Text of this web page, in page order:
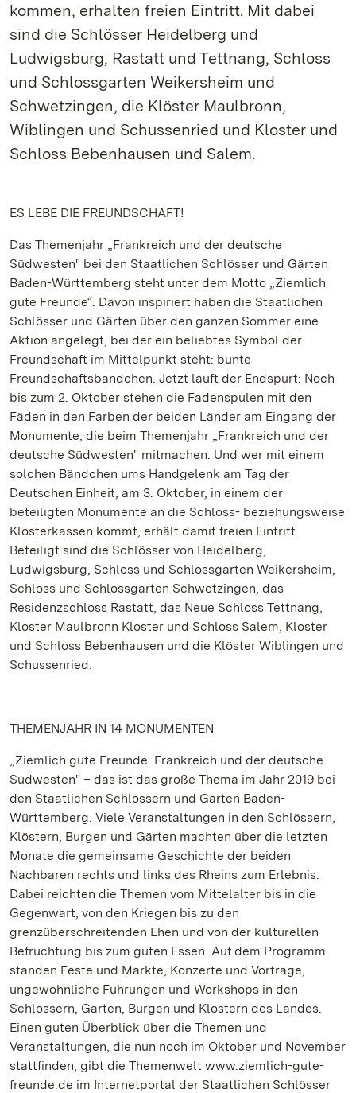
kommen, erhalten freien Eintritt. Mit dabei
sind die Schlösser Heidelberg und
Ludwigsburg, Rastatt und Tettnang, Schloss
und Schlossgarten Weikersheim und
Schwetzingen, die Klöster Maulbronn,
Wiblingen und Schussenried und Kloster und
Schloss Bebenhausen und Salem.
ES LEBE DIE FREUNDSCHAFT!
Das Themenjahr „Frankreich und der deutsche
Südwesten" bei den Staatlichen Schlösser und Gärten
Baden-Württemberg steht unter dem Motto „Ziemlich
gute Freunde“. Davon inspiriert haben die Staatlichen
Schlösser und Gärten über den ganzen Sommer eine
Aktion angelegt, bei der ein beliebtes Symbol der
Freundschaft im Mittelpunkt steht: bunte
Freundschaftsbändchen. Jetzt läuft der Endspurt: Noch
bis zum 2. Oktober stehen die Fadenspulen mit den
Fäden in den Farben der beiden Länder am Eingang der
Monumente, die beim Themenjahr „Frankreich und der
deutsche Südwesten" mitmachen. Und wer mit einem
solchen Bändchen ums Handgelenk am Tag der
Deutschen Einheit, am 3. Oktober, in einem der
beteiligten Monumente an die Schloss- beziehungsweise
Klosterkassen kommt, erhält damit freien Eintritt.
Beteiligt sind die Schlösser von Heidelberg,
Ludwigsburg, Schloss und Schlossgarten Weikersheim,
Schloss und Schlossgarten Schwetzingen, das
Residenzschloss Rastatt, das Neue Schloss Tettnang,
Kloster Maulbronn Kloster und Schloss Salem, Kloster
und Schloss Bebenhausen und die Klöster Wiblingen und
Schussenried.
THEMENJAHR IN 14 MONUMENTEN
„Ziemlich gute Freunde. Frankreich und der deutsche
Südwesten" – das ist das große Thema im Jahr 2019 bei
den Staatlichen Schlössern und Gärten Baden-
Württemberg. Viele Veranstaltungen in den Schlössern,
Klöstern, Burgen und Gärten machten über die letzten
Monate die gemeinsame Geschichte der beiden
Nachbaren rechts und links des Rheins zum Erlebnis.
Dabei reichten die Themen vom Mittelalter bis in die
Gegenwart, von den Kriegen bis zu den
grenzüberschreitenden Ehen und von der kulturellen
Befruchtung bis zum guten Essen. Auf dem Programm
standen Feste und Märkte, Konzerte und Vorträge,
ungewöhnliche Führungen und Workshops in den
Schlössern, Gärten, Burgen und Klöstern des Landes.
Einen guten Überblick über die Themen und
Veranstaltungen, die nun noch im Oktober und November
stattfinden, gibt die Themenwelt www.ziemlich-gute-
freunde.de im Internetportal der Staatlichen Schlösser